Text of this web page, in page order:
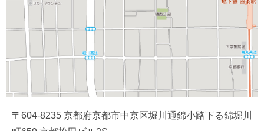
〒604-8235 京都府京都市中京区堀川通錦小路下る錦堀川